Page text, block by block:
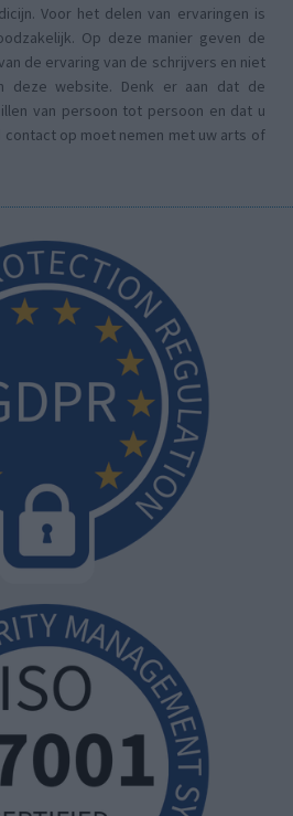
Voor het delen van ervaringen is
Op deze manier geven de
de ervaring van de schrijvers en niet
deze website. Denk er aan dat de
van persoon tot persoon en dat u
op moet nemen met uw arts of